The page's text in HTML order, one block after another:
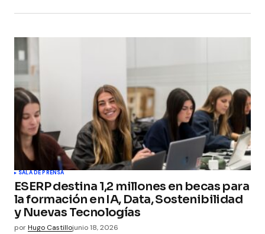
SALA DE PRENSA
ESERP destina 1,2 millones en becas para
la formación en IA, Data, Sostenibilidad
y Nuevas Tecnologías
porHugo Castillojunio 18, 2026